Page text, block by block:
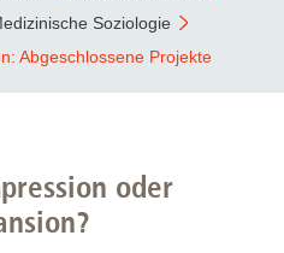
Soziologie
Abgeschlossene Projekte
oder